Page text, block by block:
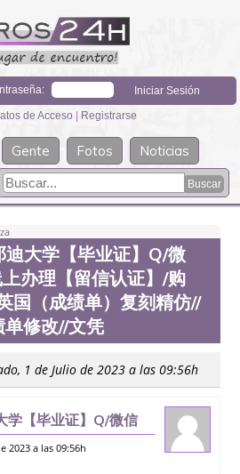
de Acceso | Registrarse
Gente Fotos
Noticias
大学【毕业证】Q/微
办理【留信认证】/购
国（成绩单）复刻精仿//
修改//文凭
1 de Julio de 2023 a las 09:56h
学【毕业证】Q/微信
留信认证】/购买
2023 a las 09:56h